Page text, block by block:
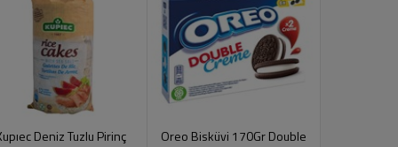
Deniz Tuzlu Pirinç
Oreo Bisküvi 170Gr Double